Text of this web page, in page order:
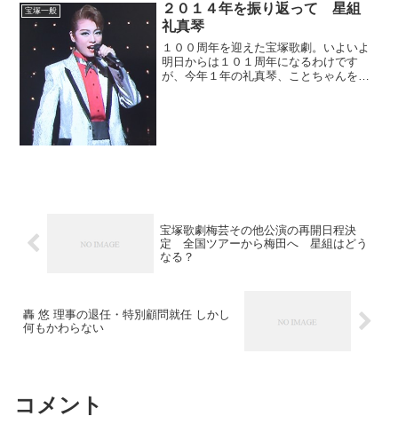
宝塚一般
２０１４年を振り返って 星組
礼真琴
１００周年を迎えた宝塚歌劇。いよいよ
明日からは１０１周年になるわけです
が、今年１年の礼真琴、ことちゃんを振
宝塚歌劇梅芸その他公演の再開日程決
定 全国ツアーから梅田へ 星組はどう
なる？
轟 悠 理事の退任・特別顧問就任 しかし
何もかわらない
コメント